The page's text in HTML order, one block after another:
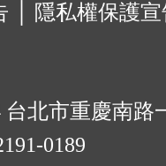
隱私權保護
北市重慶南路
0189